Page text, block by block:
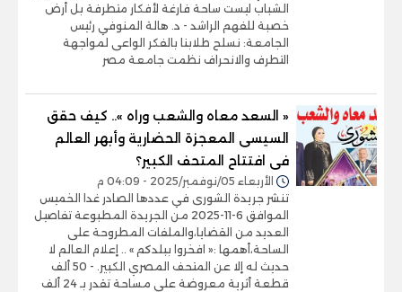
الشباب ليست ساحة فارغة لأفكار متطرفة بل أرض
خصبة للفهم الراشد - د. هالة المنوفي رئيس
الجامعة: نسلح طلابنا بالفكر الواعى لمواجهة
التطرف والانحراف نظمت جامعة مصر
« السعد معاه والشعب وراه ».. كيف حقق
السيسى المعجزة الحضارية وأبهر العالم
فى افتتاح المتحف الكبير؟
الأربعاء 05/نوفمبر/2025 - 04:09 م
تنشر جريدة الشورى في عددها الصادر غدا الخميس
الموافق 6-11-2025 من الجريدة المطبوعة تفاصيل
العديد من القضايا،والملفات المطروحة على
الساحة،أهمها :« افخروا ببلدكم » .. إعلام العالم لا
حديث له إلا عن المتحف المصري الكبير. - 50 ألف
قطعة أثرية معروضة على مساحة تقدر بـ 24 ألف